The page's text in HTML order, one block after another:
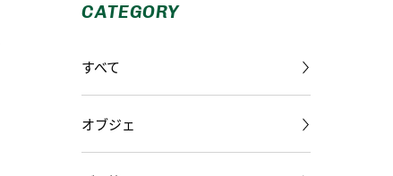
CATEGORY
すべて
オブジェ